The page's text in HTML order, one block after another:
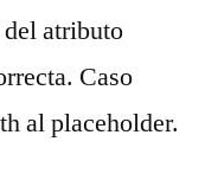
atributo
Caso
al placeholder.